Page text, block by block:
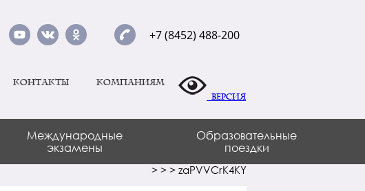
+7 (8452) 488-200
Контакты
Компаниям
Версия
Международные
экзамены
Образовательные
поездки
> > > zaPVVCrK4KY